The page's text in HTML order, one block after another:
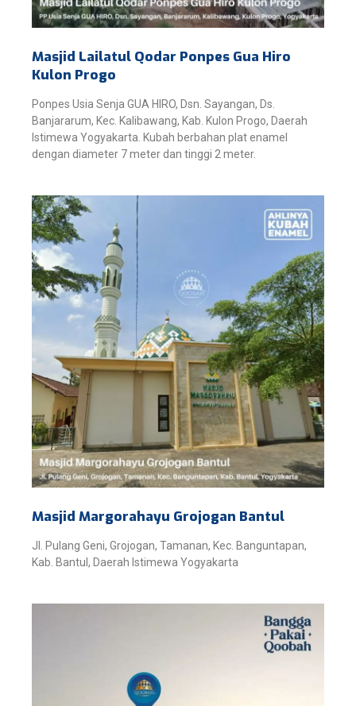
Masjid Lailatul Qodar Ponpes Gua Hiro
Kulon Progo
Ponpes Usia Senja GUA HIRO, Dsn. Sayangan, Ds.
Banjararum, Kec. Kalibawang, Kab. Kulon Progo, Daerah
Istimewa Yogyakarta. Kubah berbahan plat enamel
dengan diameter 7 meter dan tinggi 2 meter.
Masjid Margorahayu Grojogan Bantul
Jl. Pulang Geni, Grojogan, Tamanan, Kec. Banguntapan,
Kab. Bantul, Daerah Istimewa Yogyakarta